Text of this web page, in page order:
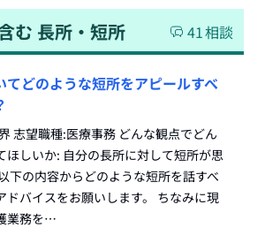
む 長所・短所 41相談
てどのような短所をアピールすべ
志望職種:医療事務 どんな観点でどん
ほしいか: 自分の長所に対して短所が思
下の内容からどのような短所を話すべ
ドバイスをお願いします。 ちなみに現
業務を…